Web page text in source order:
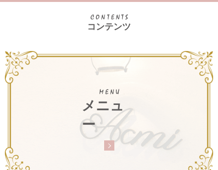
コンテンツ
メニュ
ー